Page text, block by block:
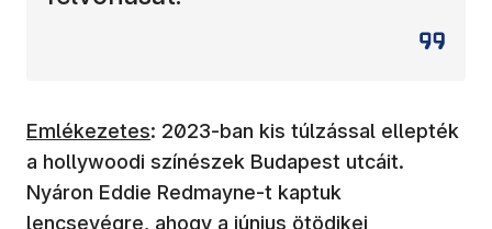
Emlékezetes: 2023-ban kis túlzással ellepték
a hollywoodi színészek Budapest utcáit.
Nyáron Eddie Redmayne-t kaptuk
lencsevégre, ahogy a június ötödikei